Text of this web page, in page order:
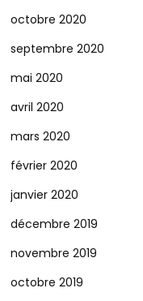
octobre 2020
septembre 2020
mai 2020
avril 2020
mars 2020
février 2020
janvier 2020
décembre 2019
novembre 2019
octobre 2019